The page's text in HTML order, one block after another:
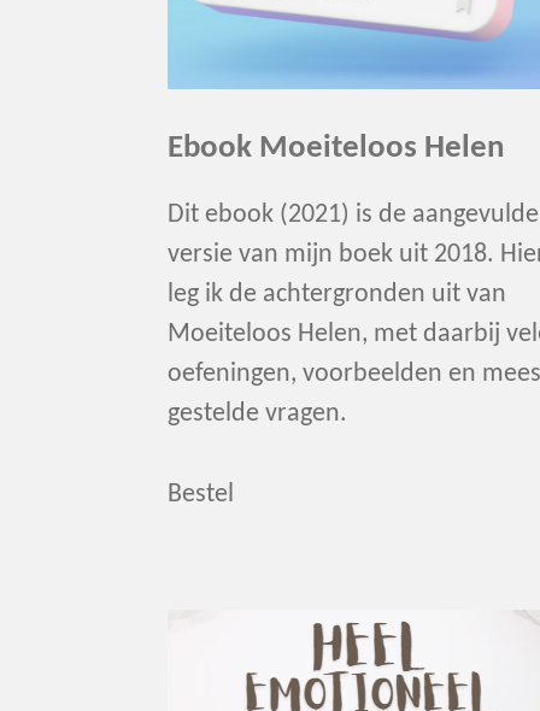
Ebook Moeiteloos Helen
Dit ebook (2021) is de aangevulde
versie van mijn boek uit 2018.
leg ik de achtergronden uit van
Moeiteloos Helen, met daarbij
oefeningen, voorbeelden en
gestelde vragen.
Bestel